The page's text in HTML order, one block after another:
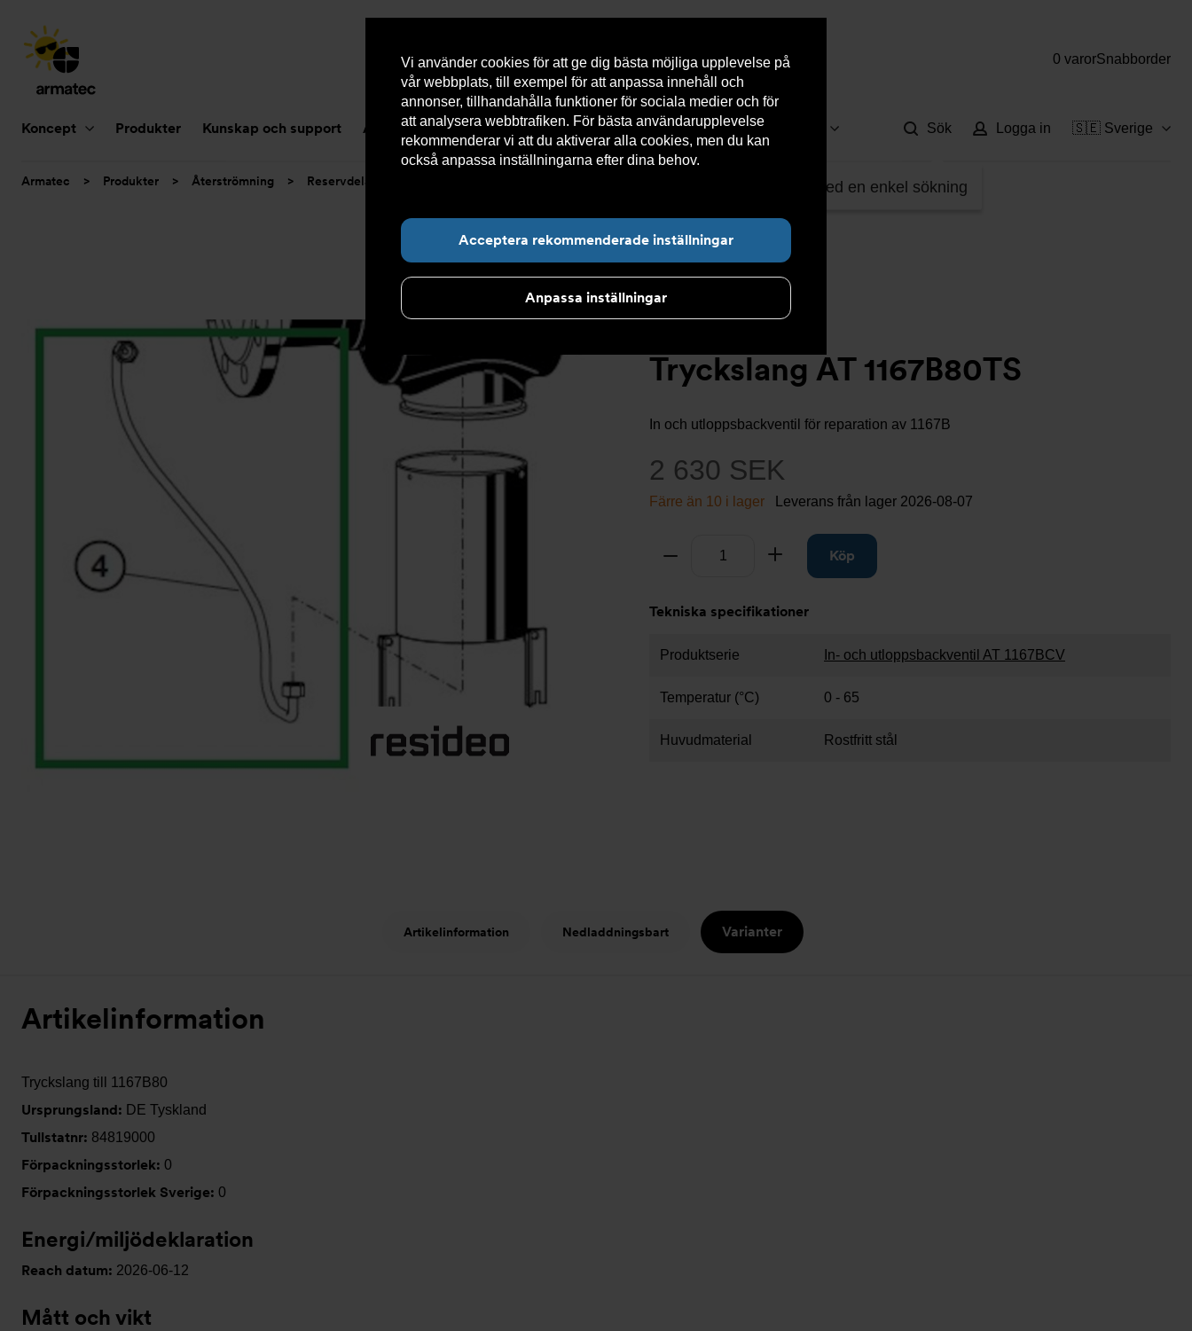
Vi använder cookies för att ge dig bästa möjliga upplevelse på
vår webbplats, till exempel för att anpassa innehåll och
annonser, tillhandahålla funktioner för sociala medier och för
att analysera webbtrafiken. För bästa användarupplevelse
rekommenderar vi att du aktiverar alla cookies, men du kan
också anpassa inställningarna efter dina behov.
Acceptera rekommenderade inställningar
Anpassa inställningar
0 varorSnabborder
Koncept Produkter Kunskap och support Aktuellt Om Armatec Hållbarhet Kontakta oss Kundservice
Hitta det du letar efter med en enkel sökning
Sök Logga in 🇸🇪 Sverige
Du
Armatec > Produkter > Återströmning > Reservdelar och tillbehör återströmning Tryckslang AT 1167B80TS
Tryckslang AT 1167B80TS
In och utloppsbackventil för reparation av 1167B
2 630 SEK
Färre än 10 i lager Leverans från lager 2026-08-07
Ta bort Lägg tillKöp
Tekniska specifikationer
Produktserie In- och utloppsbackventil AT 1167BCV
Temperatur (°C) 0 - 65
Huvudmaterial Rostfritt stål
Artikelinformation Nedladdningsbart Varianter
Artikelinformation
Tryckslang till 1167B80
Ursprungsland: DE Tyskland
Tullstatnr: 84819000
Förpackningsstorlek: 0
Förpackningsstorlek Sverige: 0
Energi/miljödeklaration
Reach datum: 2026-06-12
Mått och vikt